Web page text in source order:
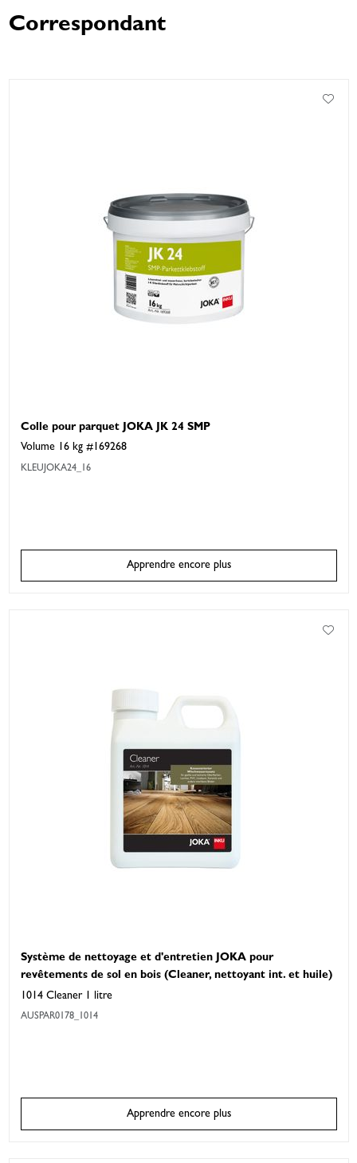
Correspondant
Colle pour parquet JOKA JK 24 SMP
Volume 16 kg #169268
KLEUJOKA24_16
Apprendre encore plus
Système de nettoyage et d'entretien JOKA pour
revêtements de sol en bois (Cleaner, nettoyant int. et huile)
1014 Cleaner 1 litre
AUSPAR0178_1014
Apprendre encore plus